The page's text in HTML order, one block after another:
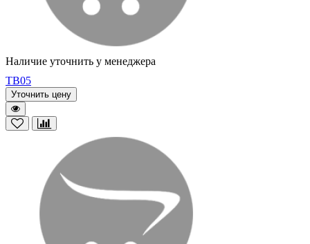
Наличие уточнить у менеджера
TB05
Уточнить цену